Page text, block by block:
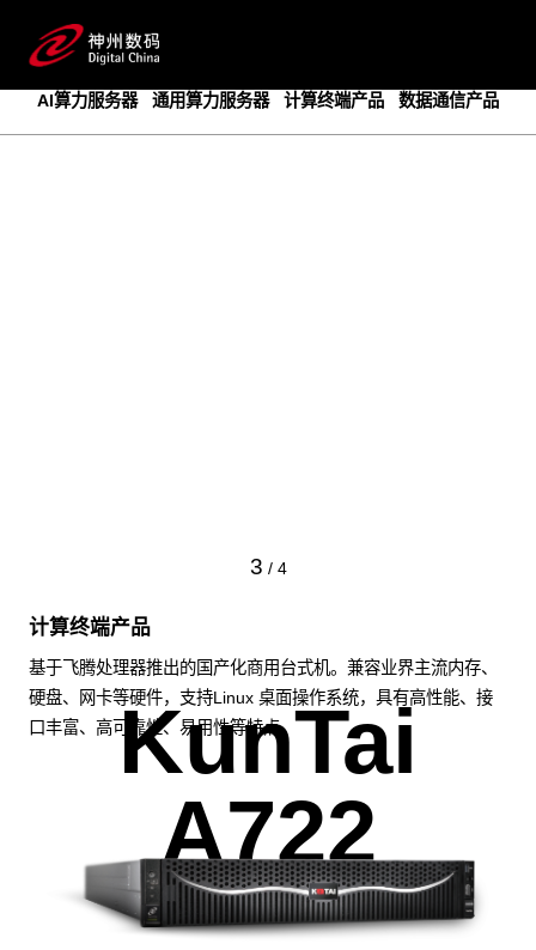
AI算力服务器
通用算力服务器 计算终端产品 数据通信产品
3 / 4
计算终端产品
基于飞腾处理器推出的国产化商用台式机。兼容业界主流内存、
硬盘、网卡等硬件，支持Linux 桌面操作系统，具有高性能、接
口丰富、高可靠性、易用性等特点。
KunTai
A722